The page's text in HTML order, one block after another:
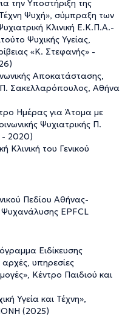
την Υποστήριξη της
Ψυχή», σύμπραξη των
Κλινική Ε.Κ.Π.Α.-
Ψυχικής Υγείας,
«Κ. Στεφανής» -
Αποκατάστασης,
Π. Σακελλαρόπουλος, Αθήνα
Ημέρας για Άτομα με
Ψυχιατρικής Π.
- 2020)
Κλινική του Γενικού
Πεδίου Αθήνας-
ΕPFCL
Ειδίκευσης
αρχές, υπηρεσίες
Κέντρο Παιδιού και
Υγεία και Τέχνη»,
(2025)